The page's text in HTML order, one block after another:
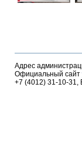
Адрес
Официальный сайт
+7 (4012) 31-10-31,